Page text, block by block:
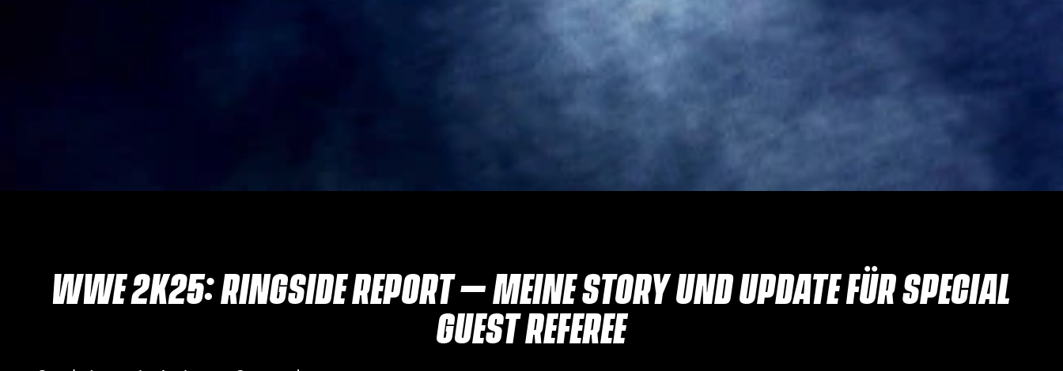
WWE 2K25: RINGSIDE REPORT – MEINE STORY UND UPDATE FÜR SPECIAL
GUEST REFEREE